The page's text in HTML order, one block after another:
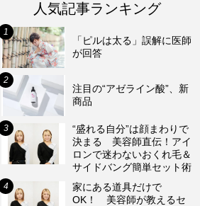
人気記事ランキング
「ピルは太る」誤解に医師
が回答
注目の“アゼライン酸”、新
商品
“盛れる自分”は顔まわりで
決まる 美容師直伝！アイ
ロンで迷わないおくれ毛＆
サイドバング簡単セット術
家にある道具だけで
OK！ 美容師が教えるセ